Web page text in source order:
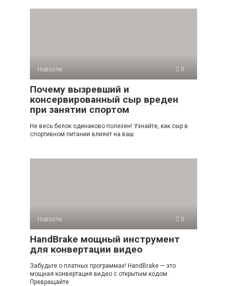
Новости 0
Почему вызревший и
консервированный сыр вреден
при занятии спортом
Не весь белок одинаково полезен! Узнайте, как сыр в
спортивном питании влияет на ваш
Новости 0
HandBrake мощный инструмент
для конвертации видео
Забудьте о платных программах! HandBrake — это
мощная конвертация видео с открытым кодом.
Превращайте